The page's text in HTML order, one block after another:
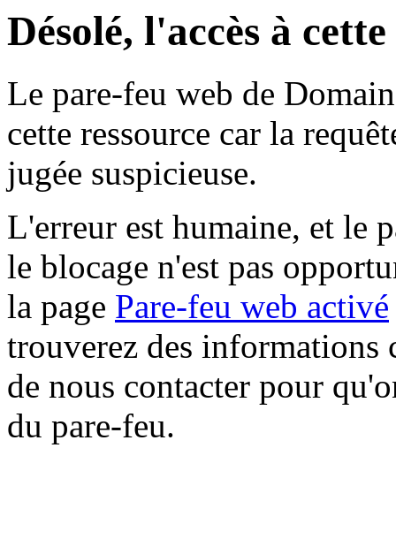
Désolé, l'accès à
Le pare-feu web de
cette ressource car la
jugée suspicieuse.
L'erreur est humaine, et le
le blocage n'est pas
la page Pare-feu web activé
trouverez des informations
de nous contacter pour
du pare-feu.